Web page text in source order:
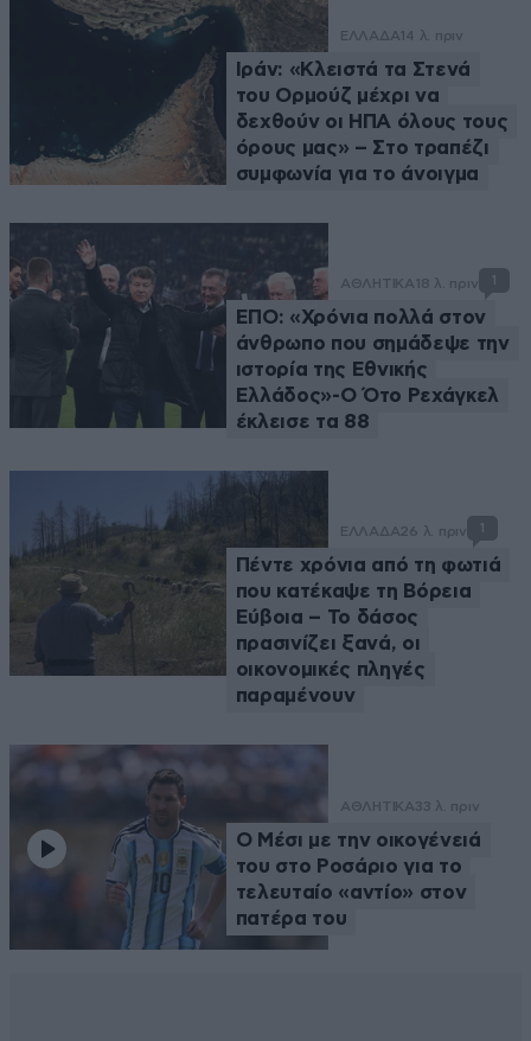
ΕΛΛΑΔΑ 14 λ. πριν
Ιράν: «Κλειστά τα Στενά
του Ορμούζ μέχρι να
δεχθούν οι ΗΠΑ όλους τους
όρους μας» – Στο τραπέζι
συμφωνία για το άνοιγμα
ΑΘΛΗΤΙΚΑ 18 λ. πριν
ΕΠΟ: «Χρόνια πολλά στον
άνθρωπο που σημάδεψε την
ιστορία της Εθνικής
Ελλάδος»-Ο Ότο Ρεχάγκελ
έκλεισε τα 88
ΕΛΛΑΔΑ26 λ. πριν
Πέντε χρόνια από τη φωτιά
που κατέκαψε τη Βόρεια
Εύβοια – Το δάσος
πρασινίζει ξανά, οι
οικονομικές πληγές
παραμένουν
ΑΘΛΗΤΙΚΑ33 λ. πριν
Ο Μέσι με την οικογένειά
του στο Ροσάριο για το
τελευταίο «αντίο» στον
πατέρα του